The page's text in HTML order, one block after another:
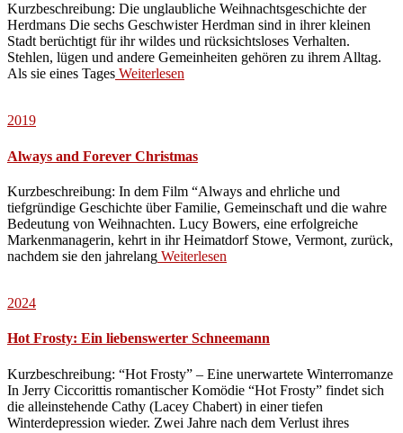
Kurzbeschreibung: Die unglaubliche Weihnachtsgeschichte der
Herdmans Die sechs Geschwister Herdman sind in ihrer kleinen
Stadt berüchtigt für ihr wildes und rücksichtsloses Verhalten.
Stehlen, lügen und andere Gemeinheiten gehören zu ihrem Alltag.
Als sie eines Tages Weiterlesen
2019
Always and Forever Christmas
Kurzbeschreibung: In dem Film “Always and ehrliche und
tiefgründige Geschichte über Familie, Gemeinschaft und die wahre
Bedeutung von Weihnachten. Lucy Bowers, eine erfolgreiche
Markenmanagerin, kehrt in ihr Heimatdorf Stowe, Vermont, zurück,
nachdem sie den jahrelang Weiterlesen
2024
Hot Frosty: Ein liebenswerter Schneemann
Kurzbeschreibung: “Hot Frosty” – Eine unerwartete Winterromanze
In Jerry Ciccorittis romantischer Komödie “Hot Frosty” findet sich
die alleinstehende Cathy (Lacey Chabert) in einer tiefen
Winterdepression wieder. Zwei Jahre nach dem Verlust ihres